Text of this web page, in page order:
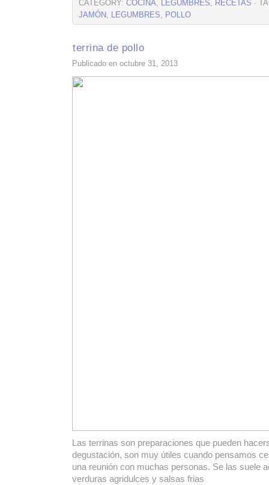
CATEGORY: COCINA, LEGUMBRES, RECETAS ·
JAMÓN, LEGUMBRES, POLLO
terrina de pollo
Publicado en octubre 31, 2013
Las terrinas son preparaciones que pueden
degustación, son muy útiles cuando pensamos
una reunión con muchas personas. Se las suele
verduras agridulces y salsas frias